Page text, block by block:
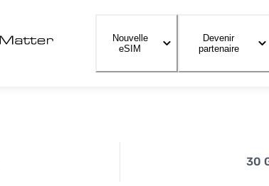
Nouvelle
eSIM
Devenir
partenaire
30